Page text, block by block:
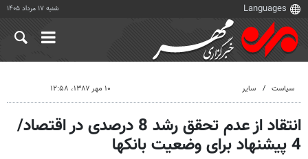
شنبه ۱۷ مرداد ۱۴۰۵
سیاست سایر ۱۰ مهر ۱۳۸۷، ۱۲:۵۸
انتقاد از عدم تحقق رشد 8 درصدی در اقتصاد/
4 پیشنهاد برای وضعیت بانکها